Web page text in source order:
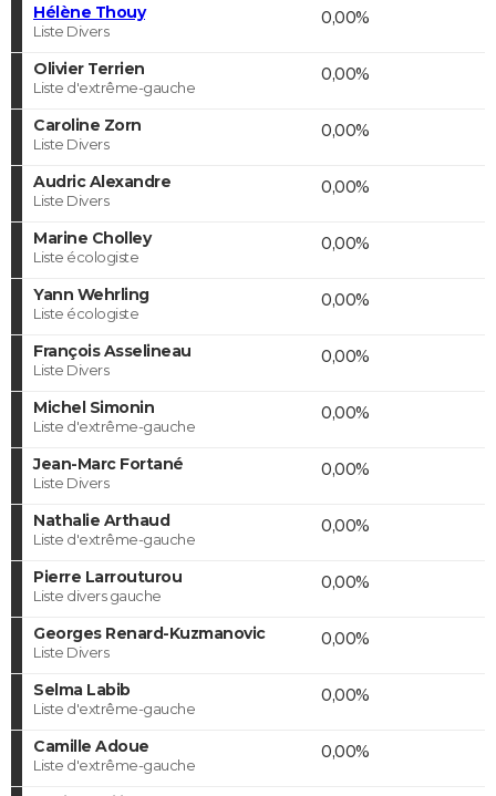
Hélène Thouy
Liste Divers
0,00%
Olivier Terrien
Liste d'extrême-gauche
0,00%
Caroline Zorn
Liste Divers
0,00%
Audric Alexandre
Liste Divers
0,00%
Marine Cholley
Liste écologiste
0,00%
Yann Wehrling
Liste écologiste
0,00%
François Asselineau
Liste Divers
0,00%
Michel Simonin
Liste d'extrême-gauche
0,00%
Jean-Marc Fortané
Liste Divers
0,00%
Nathalie Arthaud
Liste d'extrême-gauche
0,00%
Pierre Larrouturou
Liste divers gauche
0,00%
Georges Renard-Kuzmanovic
Liste Divers
0,00%
Selma Labib
Liste d'extrême-gauche
0,00%
Camille Adoue
Liste d'extrême-gauche
0,00%